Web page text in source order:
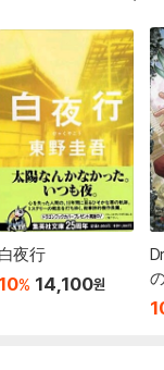
白夜行
10% 14,100원